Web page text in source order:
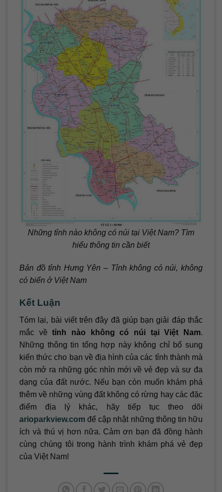
Những tỉnh nào không có núi tại Việt Nam? Tìm
hiểu thông tin cần biết
Bản đồ tỉnh Hưng Yên – Tỉnh không có núi, không
có biển ở Việt Nam
Kết Luận
Tóm lại, bài viết trên đây đã giúp bạn giải đáp thắc
mắc vềtỉnh nào không có núi tại Việt Nam.
Những thông tin tổng hợp này không chỉ bổ sung
kiến thức cho bạn về địa hình của các tỉnh thành mà
còn mở ra những góc nhìn mới về vẻ đẹp và sự đa
dạng của đất nước. Nếu bạn còn muốn khám phá
thêm về những vùng đất không có rừng hay các đặc
điểm địa lý khác, hãy tiếp tục theo dõi
arioparkview.com để cập nhật những thông tin hữu
ích và thú vị hơn nữa. Cảm ơn bạn đã đồng hành
cùng chúng tôi trong hành trình khám phá vẻ đẹp
của Việt Nam!